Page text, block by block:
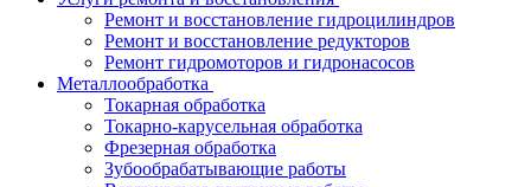
Ремонт и восстановление гидроцилиндров
Ремонт и восстановление редукторов
Ремонт гидромоторов и гидронасосов
Металлообработка
Токарная обработка
Токарно-карусельная обработка
Фрезерная обработка
Зубообрабатывающие работы